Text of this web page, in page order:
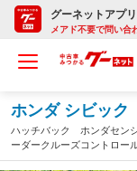
グーネットアプリ
メアド不要で問い合
ホンダ シビック
ハッチバック ホンダセ
ーダークルーズコントロ
ッドライト 純正１８イン